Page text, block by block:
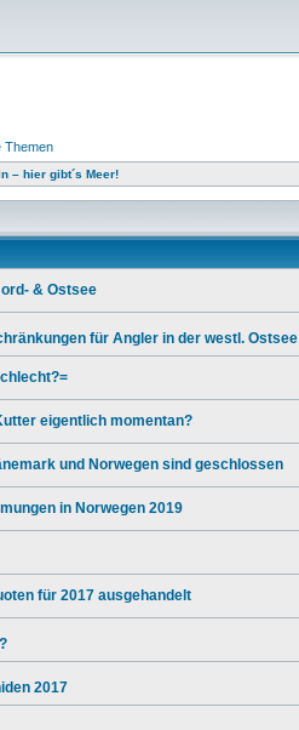
Themen
– hier gibt´s Meer!
& Ostsee
für Angler in der westl. Ostsee
eigentlich momentan?
und Norwegen sind geschlossen
in Norwegen 2019
für 2017 ausgehandelt
2017